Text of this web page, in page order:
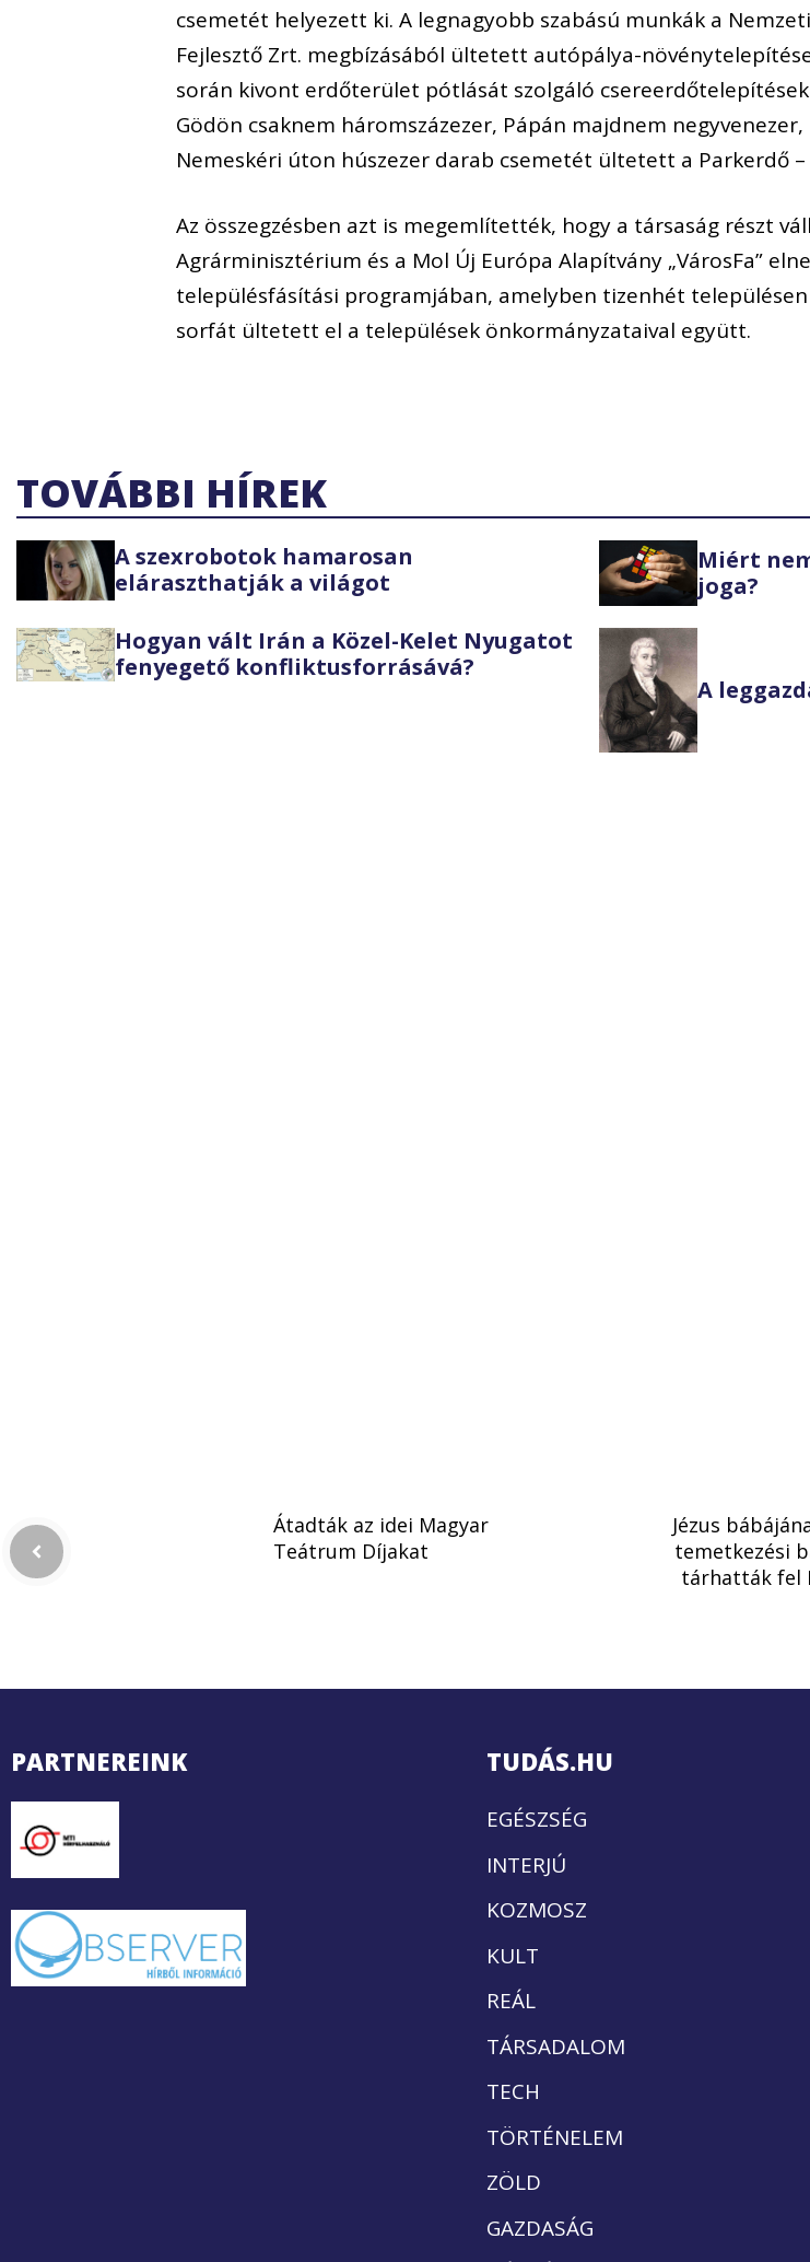
csemetét helyezett ki. A legnagyobb szabású munkák a
Fejlesztő Zrt. megbízásából ültetett autópálya-
során kivont erdőterület pótlását szolgáló
Gödön csaknem háromszázezer, Pápán majdnem
Nemeskéri úton húszezer darab csemetét ültetett a Parkerdő
Az összegzésben azt is megemlítették, hogy a társaság részt
Agrárminisztérium és a Mol Új Európa Alapítvány „VárosFa”
településfásítási programjában, amelyben tizenhét
sorfát ültetett el a települések önkormányzataival együtt.
TOVÁBBI HÍREK
A szexrobotok hamarosan
eláraszthatják a világot
Miért
joga?
Hogyan vált Irán a Közel-Kelet Nyugatot
fenyegető konfliktusforrásává?
A
Átadták az idei Magyar
Teátrum Díjakat
Jézus
temetkezési
tárhatták fel
PARTNEREINK TUDÁS.HU
EGÉSZSÉG
INTERJÚ
KOZMOSZ
KULT
REÁL
TÁRSADALOM
TECH
TÖRTÉNELEM
ZÖLD
GAZDASÁG